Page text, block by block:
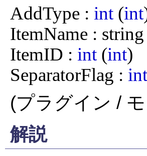
AddType : int (int
ItemName :
ItemID : int (int)
SeparatorFlag : int
(プラグイン /
解説